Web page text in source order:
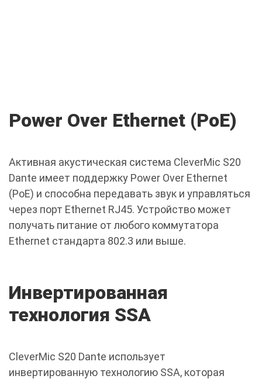
Power Over Ethernet (PoE)
Активная акустическая система CleverMic S20
Dante имеет поддержку Power Over Ethernet
(PoE) и способна передавать звук и управляться
через порт Ethernet RJ45. Устройство может
получать питание от любого коммутатора
Ethernet стандарта 802.3 или выше.
Инвертированная
технология SSA
CleverMic S20 Dante использует
инвертированную технологию SSA, которая